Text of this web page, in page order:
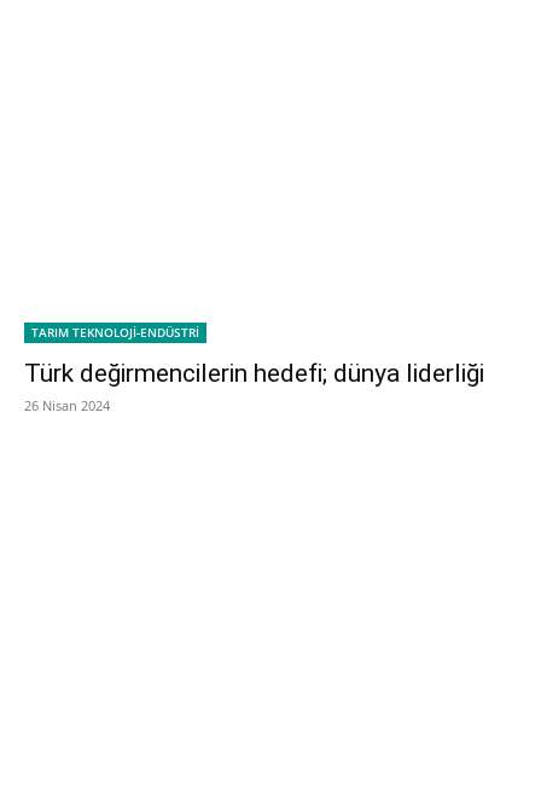
TARIM TEKNOLOJİ-ENDÜSTRİ
Türk değirmencilerin hedefi; dünya liderliği
26 Nisan 2024